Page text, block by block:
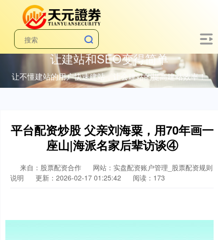
让建站和SEO变得简单
让不懂建站的用户快速建站，让会建站的提高建站效率！
平台配资炒股 父亲刘海粟，用70年画一
座山|海派名家后辈访谈④
来自：股票配资合作
网站：实盘配资账户管理_股票配资规则
说明
更新：2026-02-17 01:25:42 阅读：173